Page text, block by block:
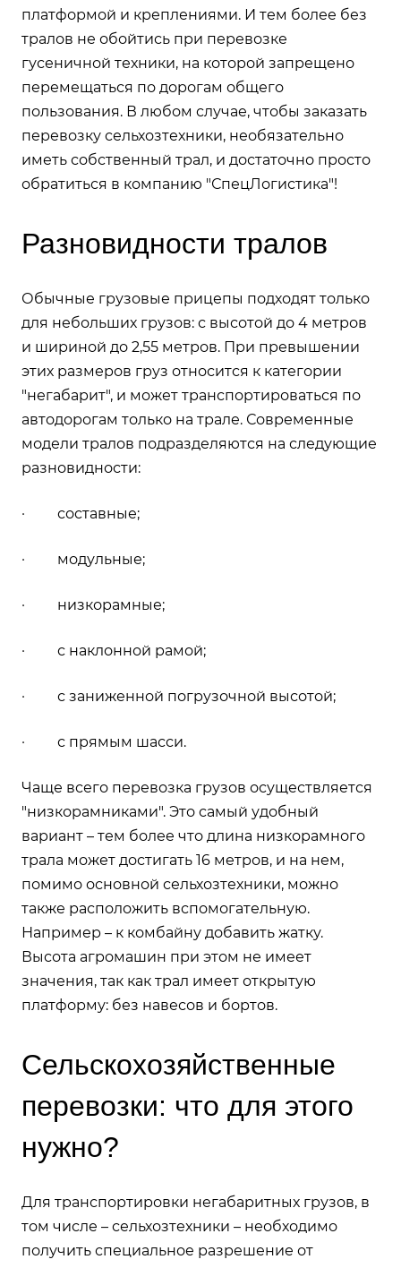
платформой и креплениями. И тем более без
тралов не обойтись при перевозке
гусеничной техники, на которой запрещено
перемещаться по дорогам общего
пользования. В любом случае, чтобы заказать
перевозку сельхозтехники, необязательно
иметь собственный трал, и достаточно просто
обратиться в компанию "СпецЛогистика"!
Разновидности тралов
Обычные грузовые прицепы подходят только
для небольших грузов: с высотой до 4 метров
и шириной до 2,55 метров. При превышении
этих размеров груз относится к категории
"негабарит", и может транспортироваться по
автодорогам только на трале. Современные
модели тралов подразделяются на следующие
разновидности:
· составные;
· модульные;
· низкорамные;
· с наклонной рамой;
· с заниженной погрузочной высотой;
· с прямым шасси.
Чаще всего перевозка грузов осуществляется
"низкорамниками". Это самый удобный
вариант – тем более что длина низкорамного
трала может достигать 16 метров, и на нем,
помимо основной сельхозтехники, можно
также расположить вспомогательную.
Например – к комбайну добавить жатку.
Высота агромашин при этом не имеет
значения, так как трал имеет открытую
платформу: без навесов и бортов.
Сельскохозяйственные
перевозки: что для этого
нужно?
Для транспортировки негабаритных грузов, в
том числе – сельхозтехники – необходимо
получить специальное разрешение от